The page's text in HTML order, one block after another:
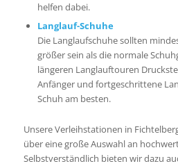
helfen dabei.
Langlauf-Schuhe
Die Langlaufschuhe sollten
größer sein als die normale
längeren Langlauftouren
Anfänger und fortgeschrittene
Schuh am besten.
Unsere Verleihstationen in
über eine große Auswahl an
Selbstverständlich bieten wir dazu